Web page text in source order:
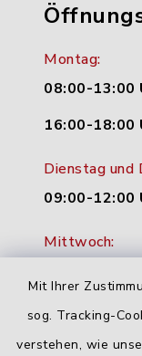
Mit Ihrer
sog. Tracking-
verstehen, wie
Montag:
08:00-13:00
16:00-18:00
Dienstag und
09:00-12:00
Mittwoch:
Freitag:
geschlossen